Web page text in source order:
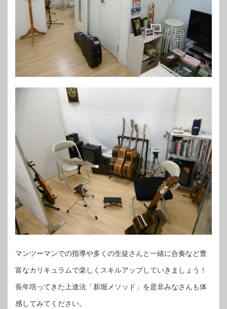
マンツーマンでの指導や多くの生徒さんと一緒に合奏など豊
富なカリキュラムで楽しくスキルアップしていきましょう！
長年培ってきた上達法「新堀メソッド」を是非みなさんも体
感してみてください。